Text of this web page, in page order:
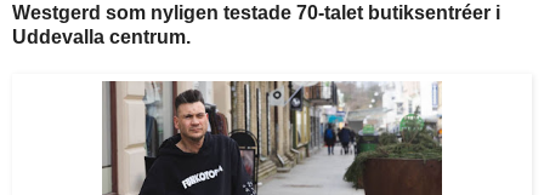
Westgerd som nyligen testade 70-talet butiksentréer i
Uddevalla centrum.